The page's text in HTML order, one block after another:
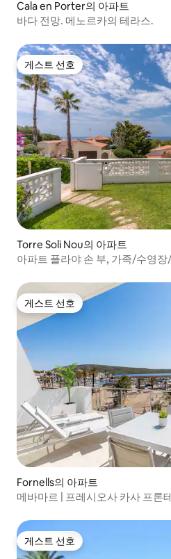
Cala en Porter의 아파트
바다 전망. 메노르카의 테라스.
게스트 선호
게스트 선호
Torre Soli Nou의 아파트
아파트 플라야 손 부, 가족/수영
게스트 선호
게스트 선호
Fornells의 아파트
메바마르 | 프레시오사 카사 프론
게스트 선호
게스트 선호